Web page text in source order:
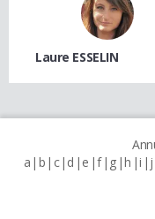
Laure ESSELIN
a b c d e f g h i j